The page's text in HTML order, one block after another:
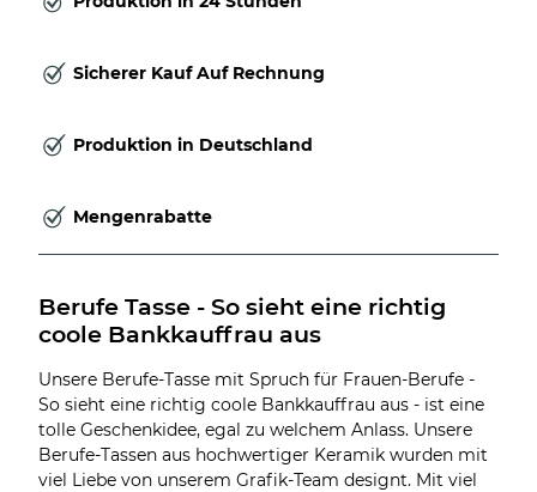
Sicherer Kauf Auf Rechnung
Produktion in Deutschland
Mengenrabatte
Berufe Tasse - So sieht eine richtig
coole Bankkauffrau aus
Unsere Berufe-Tasse mit Spruch für Frauen-Berufe -
So sieht eine richtig coole Bankkauffrau aus - ist eine
tolle Geschenkidee, egal zu welchem Anlass. Unsere
Berufe-Tassen aus hochwertiger Keramik wurden mit
viel Liebe von unserem Grafik-Team designt. Mit viel